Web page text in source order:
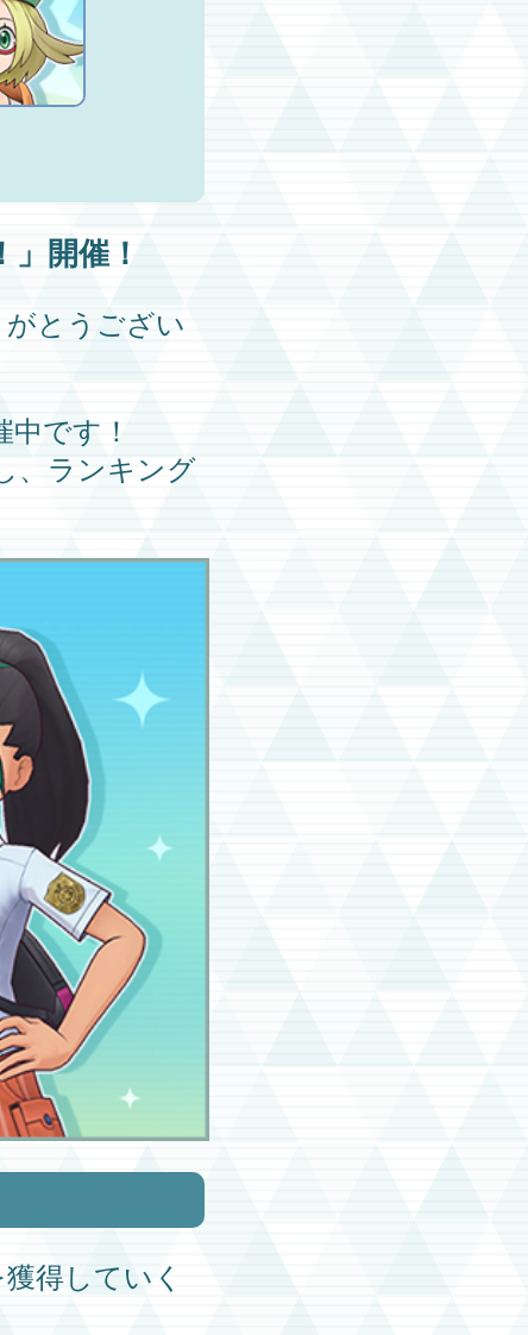
」開催！
とうござい
中です！
、ランキング
得していく